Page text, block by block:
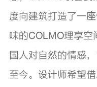
度向建筑打造了一
味的COLMO理享空
国人对自然的情感
至今。设计师希望